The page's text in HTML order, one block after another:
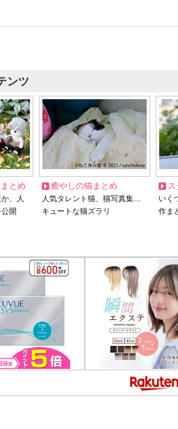
ンツ
とめ
、人
開
癒やしの猫まとめ
人気タレント猫、猫写真集…
キュートな猫ズラリ
ス
いく
作ま